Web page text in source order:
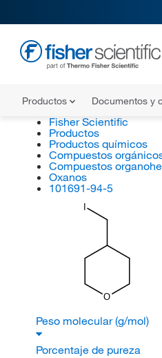
Productos Documentos y
Fisher Scientific
Productos
Productos químicos
Compuestos
Compuestos
Oxanos
101691-94-5
O
Peso molecular (g/mol)
Porcentaje de pureza